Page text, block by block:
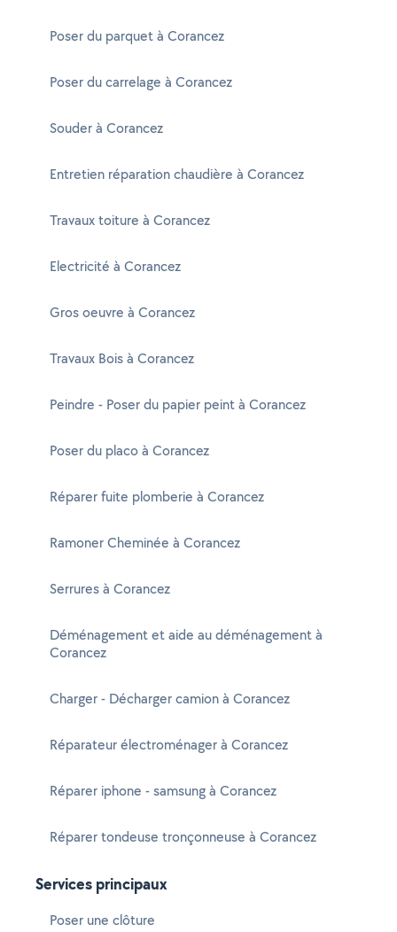
Poser du parquet à Corancez
Poser du carrelage à Corancez
Souder à Corancez
Entretien réparation chaudière à Corancez
Travaux toiture à Corancez
Electricité à Corancez
Gros oeuvre à Corancez
Travaux Bois à Corancez
Peindre - Poser du papier peint à Corancez
Poser du placo à Corancez
Réparer fuite plomberie à Corancez
Ramoner Cheminée à Corancez
Serrures à Corancez
Déménagement et aide au déménagement à
Corancez
Charger - Décharger camion à Corancez
Réparateur électroménager à Corancez
Réparer iphone - samsung à Corancez
Réparer tondeuse tronçonneuse à Corancez
Services principaux
Poser une clôture